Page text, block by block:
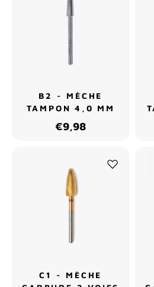
B2 - MÈCHE
TAMPON 4,0 MM
€9,98
C1 - MÈCHE